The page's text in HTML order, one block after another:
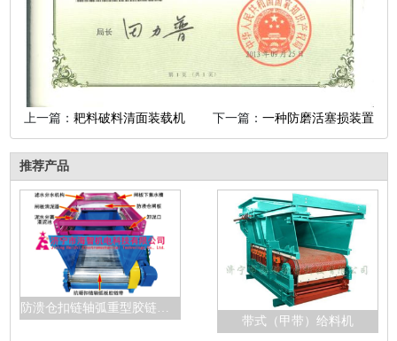
上一篇： 耙料破料清面装载机 下一篇： 一种防磨活塞损装置
推荐产品
带式（甲带）给料机